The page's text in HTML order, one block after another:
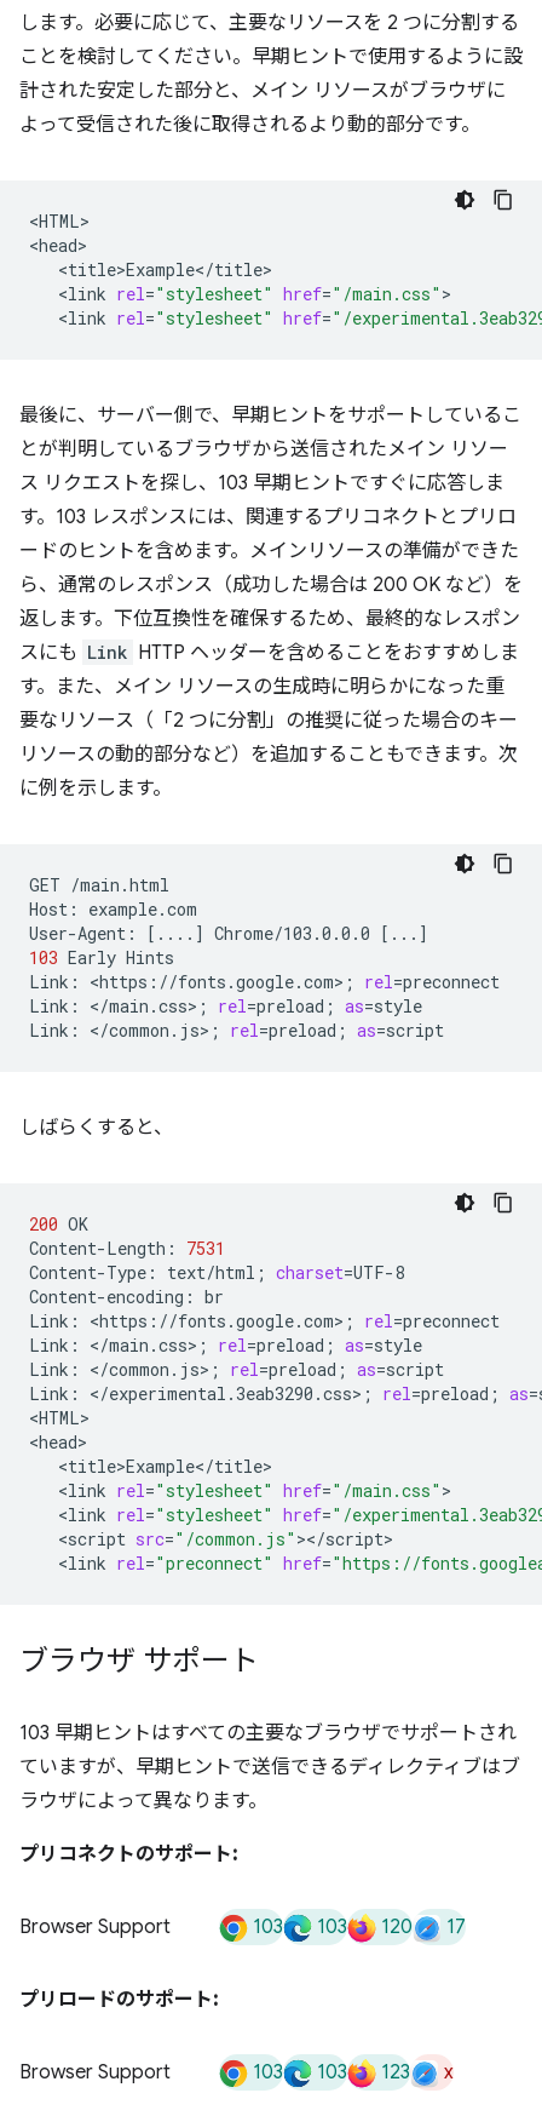
します。必要に応じて、主要なリソースを 2 つに分割する
ことを検討してください。早期ヒントで使用するように設
計された安定した部分と、メイン リソースがブラウザに
よって受信された後に取得されるより動的部分です。
<HTML>
<link rel="stylesheet" href="/main.css"
<link rel="stylesheet" href="/
最後に、サーバー側で、早期ヒントをサポートしているこ
とが判明しているブラウザから送信されたメイン リソー
ス リクエストを探し、103 早期ヒントですぐに応答しま
す。103 レスポンスには、関連するプリコネクトとプリロ
ードのヒントを含めます。メインリソースの準備ができた
ら、通常のレスポンス（成功した場合は 200 OK など）を
返します。下位互換性を確保するため、最終的なレスポン
スにも Link HTTP ヘッダーを含めることをおすすめしま
す。また、メイン リソースの生成時に明らかになった重
要なリソース（「2 つに分割」の推奨に従った場合のキー
リソースの動的部分など）を追加することもできます。次
に例を示します。
GET /main.html
Host:
example.com
User-Agent:
[ .... ] Chrome/103.0.0.0 [ ... ]
103 Early Hints
Link:
<https://fonts.google.com> ; rel=preconnect
Link:
</main.css> ; rel=preload ; as=style
Link:
</common.js> ; rel=preload ; as=
しばらくすると、
200 OK
Content-Length:
7531
Content-Type:
text/html ; charset=UTF-8
Content-encoding: br
Link:
<https://fonts.google.com> ; rel=preconnect
Link:
</main.css> ; rel=preload ; as=style
Link:
</common.js> ; rel=preload ; as=script
Link:
</experimental.3eab3290.css> ; rel=preload ; as=
<HTML>
<link rel="stylesheet" href="/main.css"
<link rel="stylesheet" href="/
<script src="/common.js"
<link rel="preconnect" href="https://
ブラウザ サポート
103 早期ヒントはすべての主要なブラウザでサポートされ
ていますが、早期ヒントで送信できるディレクティブはブ
ラウザによって異なります。
プリコネクトのサポート:
Browser Support 103 103 120 17
プリロードのサポート:
Browser Support 103 103 123 x